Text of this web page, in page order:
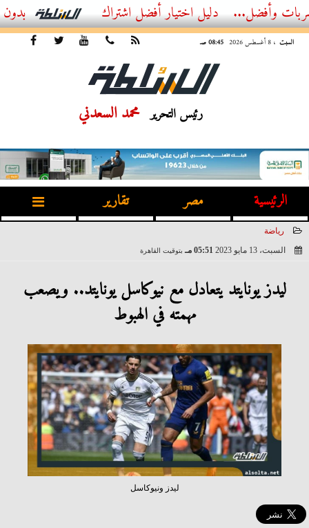
أفضل اشتراك IPTV بدون تقطيع 2026 – دليل المشاهد العصري
السبت ، 8 أغسطس 2026 08:45 صـ
رئيس التحرير محمد السعدني
الرئيسية مصر تقارير
رياضة
السبت، 13 مايو 2023
05:51 مـ بتوقيت القاهرة
ليدز يونايتد يتعادل مع نيوكاسل يونايتد.. ويصعب
مهمته في الهبوط
ليدز ونيوكاسل